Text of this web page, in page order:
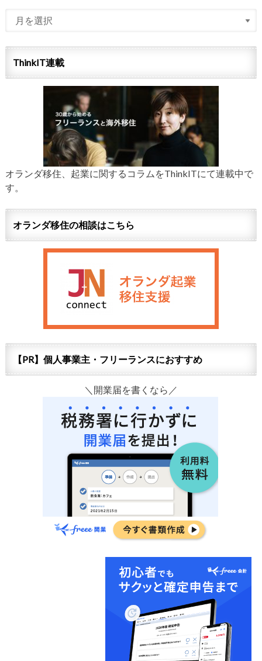
ThinkIT連載
オランダ移住、起業に関するコラムをThinkITにて連載中で
す。
オランダ移住の相談はこちら
【PR】個人事業主・フリーランスにおすすめ
＼開業届を書くなら／